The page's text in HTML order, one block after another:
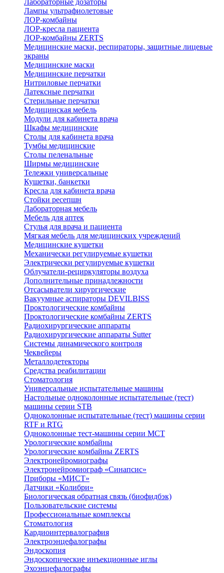
Лабораторные дозаторы
Лампы ультрафиолетовые
ЛОР-комбайны
ЛОР-кресла пациента
ЛОР-комбайны ZERTS
Медицинские маски, респираторы, защитные лицевые
экраны
Медицинские маски
Медицинские перчатки
Нитриловые перчатки
Латексные перчатки
Стерильные перчатки
Медицинская мебель
Модули для кабинета врача
Шкафы медицинские
Столы для кабинета врача
Тумбы медицинские
Столы пеленальные
Ширмы медицинские
Тележки универсальные
Кушетки, банкетки
Кресла для кабинета врача
Стойки ресепшн
Лабораторная мебель
Мебель для аптек
Стулья для врача и пациента
Мягкая мебель для медицинских учреждений
Медицинские кушетки
Механически регулируемые кушетки
Электрически регулируемые кушетки
Облучатели-рециркуляторы воздуха
Дополнительные принадлежности
Отсасыватели хирургические
Вакуумные аспираторы DEVILBISS
Проктологические комбайны
Проктологические комбайны ZERTS
Радиохирургические аппараты
Радиохирургические аппараты Sutter
Системы динамического контроля
Чеквейеры
Металлодетекторы
Средства реабилитации
Стоматология
Универсальные испытательные машины
Настольные одноколонные испытательные (тест)
машины серии STB
Одноколонные испытательные (тест) машины серии
RTF и RTG
Одноколонные тест-машины серии MCT
Урологические комбайны
Урологические комбайны ZERTS
Электронейромиографы
Электронейромиограф «Синапсис»
Приборы «МИСТ»
Датчики «Колибри»
Биологическая обратная связь (биофидбэк)
Пользовательские системы
Профессиональные комплексы
Стоматология
Кардиоинтервалография
Электроэнцефалографы
Эндоскопия
Эндоскопические инъекционные иглы
Эхоэнцефалографы